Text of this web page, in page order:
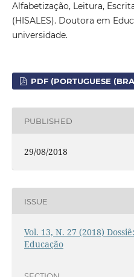
Alfabetização, Leitura,
(HISALES). Doutora em
universidade.
PDF (PORTUGUESE
PUBLISHED
29/08/2018
ISSUE
Vol. 13, N. 27 (2018)
Educação